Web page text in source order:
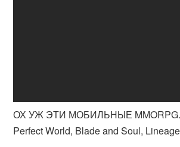
ОХ УЖ ЭТИ МОБИЛЬНЫЕ
Perfect World, Blade and Soul,